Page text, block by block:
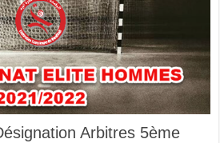
Arbitres 5ème